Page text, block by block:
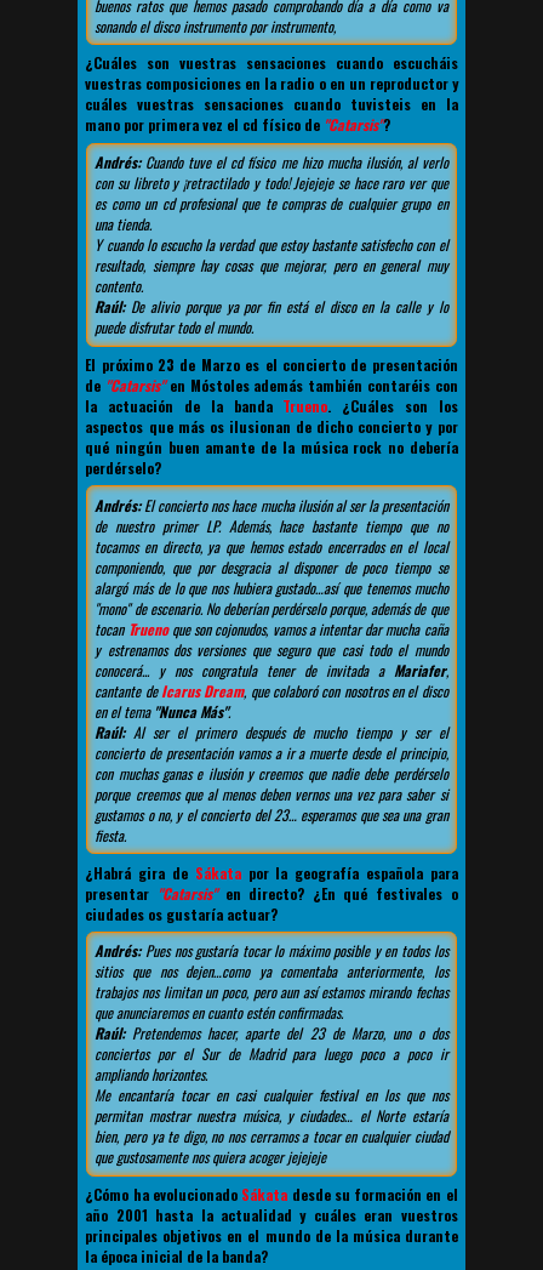
buenos ratos que hemos pasado comprobando día a día como va
sonando el disco instrumento por instrumento,
¿Cuáles son vuestras sensaciones cuando escucháis
vuestras composiciones en la radio o en un reproductor y
cuáles vuestras sensaciones cuando tuvisteis en la
mano por primera vez el cd físico de "Catarsis"?
Andrés:Cuando tuve el cd físico me hizo mucha ilusión, al verlo
con su libreto y ¡retractilado y todo! Jejejeje se hace raro ver que
es como un cd profesional que te compras de cualquier grupo en
una tienda.
Y cuando lo escucho la verdad que estoy bastante satisfecho con el
resultado, siempre hay cosas que mejorar, pero en general muy
contento.
Raúl:De alivio porque ya por fin está el disco en la calle y lo
puede disfrutar todo el mundo.
El próximo 23 de Marzo es el concierto de presentación
de "Catarsis"en Móstoles además también contaréis con
la actuación de la banda Trueno. ¿Cuáles son los
aspectos que más os ilusionan de dicho concierto y por
qué ningún buen amante de la música rock no debería
perdérselo?
Andrés:El concierto nos hace mucha ilusión al ser la presentación
de nuestro primer LP. Además, hace bastante tiempo que no
tocamos en directo, ya que hemos estado encerrados en el local
componiendo, que por desgracia al disponer de poco tiempo se
alargó más de lo que nos hubiera gustado…así que tenemos mucho
"mono" de escenario. No deberían perdérselo porque, además de que
tocan Truenoque son cojonudos, vamos a intentar dar mucha caña
y estrenamos dos versiones que seguro que casi todo el mundo
conocerá... y nos congratula tener de invitada a Mariafer,
cantante deIcarus Dream, que colaboró con nosotros en el disco
en el tema "Nunca Más".
Raúl:Al ser el primero después de mucho tiempo y ser el
concierto de presentación vamos a ir a muerte desde el principio,
con muchas ganas e ilusión y creemos que nadie debe perdérselo
porque creemos que al menos deben vernos una vez para saber si
gustamos o no, y el concierto del 23… esperamos que sea una gran
fiesta.
¿Habrá gira de Sákatapor la geografía española para
presentar "Catarsis"en directo? ¿En qué festivales o
ciudades os gustaría actuar?
Andrés:Pues nos gustaría tocar lo máximo posible y en todos los
sitios que nos dejen…como ya comentaba anteriormente, los
trabajos nos limitan un poco, pero aun así estamos mirando fechas
que anunciaremos en cuanto estén confirmadas.
Raúl:Pretendemos hacer, aparte del 23 de Marzo, uno o dos
conciertos por el Sur de Madrid para luego poco a poco ir
ampliando horizontes.
Me encantaría tocar en casi cualquier festival en los que nos
permitan mostrar nuestra música, y ciudades… el Norte estaría
bien, pero ya te digo, no nos cerramos a tocar en cualquier ciudad
que gustosamente nos quiera acoger jejejeje
¿Cómo ha evolucionado Sákata desde su formación en el
año 2001 hasta la actualidad y cuáles eran vuestros
principales objetivos en el mundo de la música durante
la época inicial de la banda?